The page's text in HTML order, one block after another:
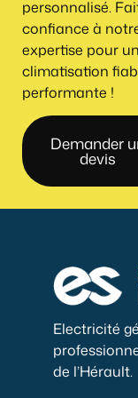
personnalisé.
confiance à
expertise pour
climatisation
performante !
Demander
devis
Electricité
de l’Hérault.